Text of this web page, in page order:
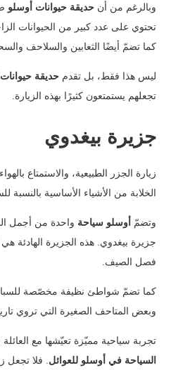
وبالرغم من أن حديقة حيوانات أوسلو
تحتوي على عدد كبير من الحيوانات
كما تضمّ أيضًا الثعابين والسلاحف
ليس هذا فقط، بل تقدم حديقة
تجعلهم يستمتعون كثيرًا بهذه الزيارة.
جزيرة بيغدوي
زيارة الجزر الطبيعية، والاستمتاع
الخلابة من الأشياء الأساسية بالنسبة
وتضمّ أوسلو سياحة واحدة من أجمل
جزيرة بيغدوي. هذه الجزيرة الهادئة هي
فصل الصيف.
كما تضمّ شواطئ نظيفة مخصّصة
وبعض المتاحف الصغيرة التي تروي تاريخ
تجربة سياحية مميّزة تعيّشها مع
السياحة في أوسلو للعوائل . فلا تجعل